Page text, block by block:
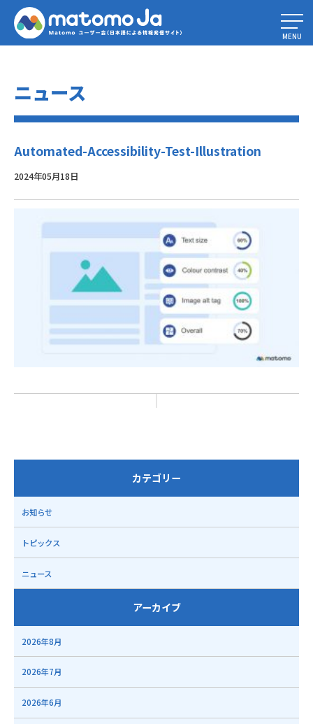
Home»
2024年にウェブ・アクセシビリティ監査を実施する方法（と理由)
»Automated-Accessibility-Test-Illustration
MENU
ニュース
Automated-Accessibility-Test-Illustration
2024年05月18日
カテゴリー
お知らせ
トピックス
ニュース
アーカイブ
2026年8月
2026年7月
2026年6月